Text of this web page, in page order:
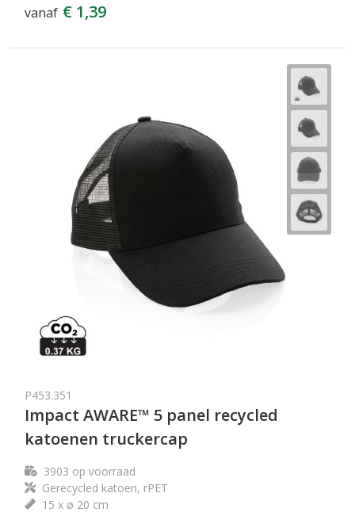
vanaf € 1,39
P453.351
Impact AWARE™ 5 panel recycled
katoenen truckercap
3903 op voorraad
Gerecycled katoen, rPET
15 x ø 20 cm